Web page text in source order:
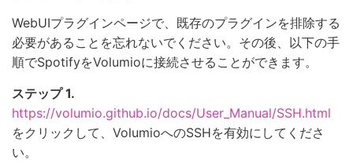
WebUIプラグインページで、既存のプラグインを排除する
必要があることを忘れないでください。その後、以下の手
順でSpotifyをVolumioに接続させることができます。
ステップ 1.
https://volumio.github.io/docs/User_Manual/SSH.html
をクリックして、VolumioへのSSHを有効にしてくださ
い。